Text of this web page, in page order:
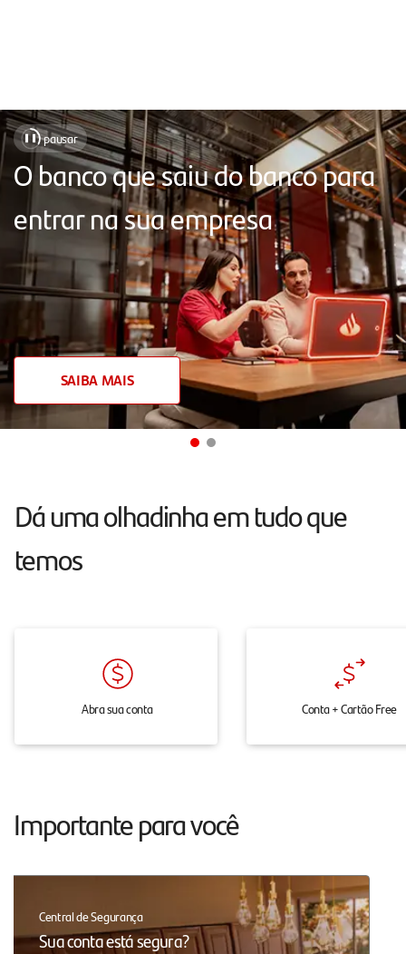
Soluções
para
facilitar
seu
dia
dia,
com
atendimento
chat,
onde
você
❚❚ pausar
O banco que saiu do banco para
entrar na sua empresa
SAIBA MAIS
Dá uma olhadinha em tudo que
temos
Abra sua conta Conta + Cartão Free
Importante para você
Central de Segurança
Sua conta está segura?